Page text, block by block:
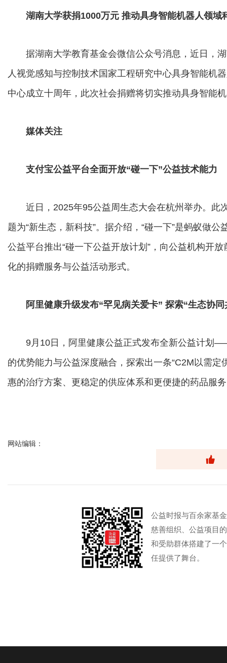
湖南大学获捐1000万元 推动具身智能机器人领域
据湖南大学教育基金会微信公众号消息，近日，湖
人视觉感知与控制技术国家工程研究中心具身智能机
中心成立十周年，此次社会捐赠将切实推动具身智能
媒体关注
支付宝公益平台全面开放“碰一下”公益技术能力
近日，2025年95公益周生态大会在杭州举办。此
题为“新生态，新科技”。据介绍，“碰一下”是蚂蚁做
公益平台推出“碰一下公益开放计划”，向公益机构开
化的捐赠服务与公益活动形式。
阿里健康升级发布“罕见病关爱卡” 探索“生态协
9月10日，阿里健康公益正式发布全新公益计划
的优势能力与公益深度融合，探索出一条“C2M以需
惠的治疗方案、更稳定的供应体系和更便捷的药品服
网站编辑：
公益时报与百余家基
慈善组织、公益项目
和受助群体搭建了一
任提供了舞台。